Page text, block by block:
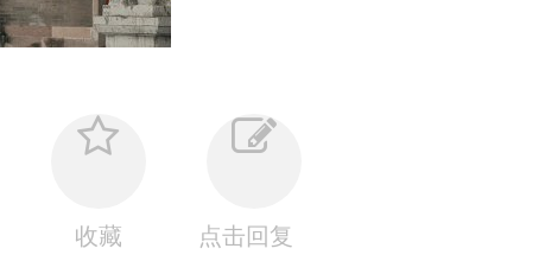
收藏 点击回复